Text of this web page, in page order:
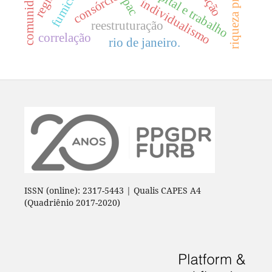
capital e trabalho
individualismo
reestruturação
rio de janeiro.
correlação
pac
ISSN (online): 2317-5443 | Qualis CAPES A4
(Quadriênio 2017-2020)